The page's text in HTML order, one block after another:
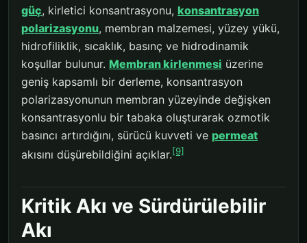
güç, kirletici konsantrasyonu, konsantrasyon
polarizasyonu, membran malzemesi, yüzey yükü,
hidrofiliklik, sıcaklık, basınç ve hidrodinamik
koşullar bulunur. Membran kirlenmesi üzerine
geniş kapsamlı bir derleme, konsantrasyon
polarizasyonunun membran yüzeyinde değişken
konsantrasyonlu bir tabaka oluşturarak ozmotik
basıncı artırdığını, sürücü kuvveti ve permeat
akısını düşürebildiğini açıklar.[9]
Kritik Akı ve Sürdürülebilir
Akı